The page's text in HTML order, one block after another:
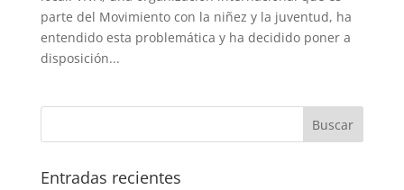
parte del Movimiento con la niñez y la juventud, ha
entendido esta problemática y ha decidido poner a
disposición...
Entradas recientes